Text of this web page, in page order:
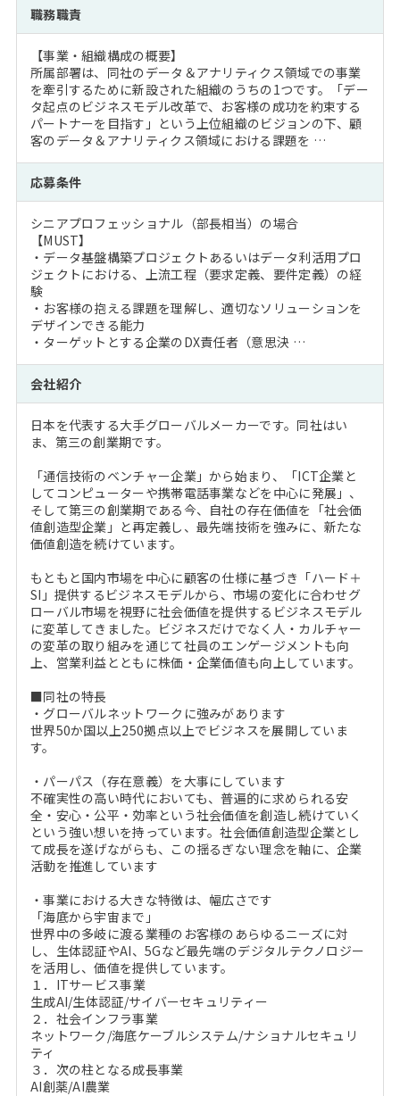
職務職責
【事業・組織構成の概要】
所属部署は、同社のデータ＆アナリティクス領域での事業
を牽引するために新設された組織のうちの1つです。「デー
タ起点のビジネスモデル改革で、お客様の成功を約束する
パートナーを目指す」という上位組織のビジョンの下、顧
客のデータ＆アナリティクス領域における課題を …
応募条件
シニアプロフェッショナル（部長相当）の場合
【MUST】
・データ基盤構築プロジェクトあるいはデータ利活用プロ
ジェクトにおける、上流工程（要求定義、要件定義）の経
験
・お客様の抱える課題を理解し、適切なソリューションを
デザインできる能力
・ターゲットとする企業のDX責任者（意思決 …
会社紹介
日本を代表する大手グローバルメーカーです。同社はい
ま、第三の創業期です。
「通信技術のベンチャー企業」から始まり、「ICT企業と
してコンピューターや携帯電話事業などを中心に発展」、
そして第三の創業期である今、自社の存在価値を「社会価
値創造型企業」と再定義し、最先端技術を強みに、新たな
価値創造を続けています。
もともと国内市場を中心に顧客の仕様に基づき「ハード＋
SI」提供するビジネスモデルから、市場の変化に合わせグ
ローバル市場を視野に社会価値を提供するビジネスモデル
に変革してきました。ビジネスだけでなく人・カルチャー
の変革の取り組みを通じて社員のエンゲージメントも向
上、営業利益とともに株価・企業価値も向上しています。
■同社の特長
・グローバルネットワークに強みがあります
世界50か国以上250拠点以上でビジネスを展開していま
す。
・パーパス（存在意義）を大事にしています
不確実性の高い時代においても、普遍的に求められる安
全・安心・公平・効率という社会価値を創造し続けていく
という強い想いを持っています。社会価値創造型企業とし
て成長を遂げながらも、この揺るぎない理念を軸に、企業
活動を推進しています
・事業における大きな特徴は、幅広さです
「海底から宇宙まで」
世界中の多岐に渡る業種のお客様のあらゆるニーズに対
し、生体認証やAI、5Gなど最先端のデジタルテクノロジー
を活用し、価値を提供しています。
１．ITサービス事業
生成AI/生体認証/サイバーセキュリティー
２．社会インフラ事業
ネットワーク/海底ケーブルシステム/ナショナルセキュリ
ティ
３．次の柱となる成長事業
AI創薬/AI農業